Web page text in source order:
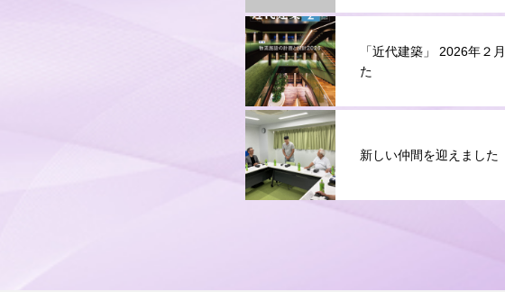
「近代建築」 2026年２
た
新しい仲間を迎えました